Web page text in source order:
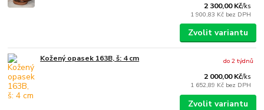
2 300,00 Kč/ks
1 900,83 Kč bez DPH
Zvolit variantu
Kožený opasek 163B, š: 4 cm
2 000,00 Kč/ks
1 652,89 Kč bez DPH
do 2 týdnů
Zvolit variantu